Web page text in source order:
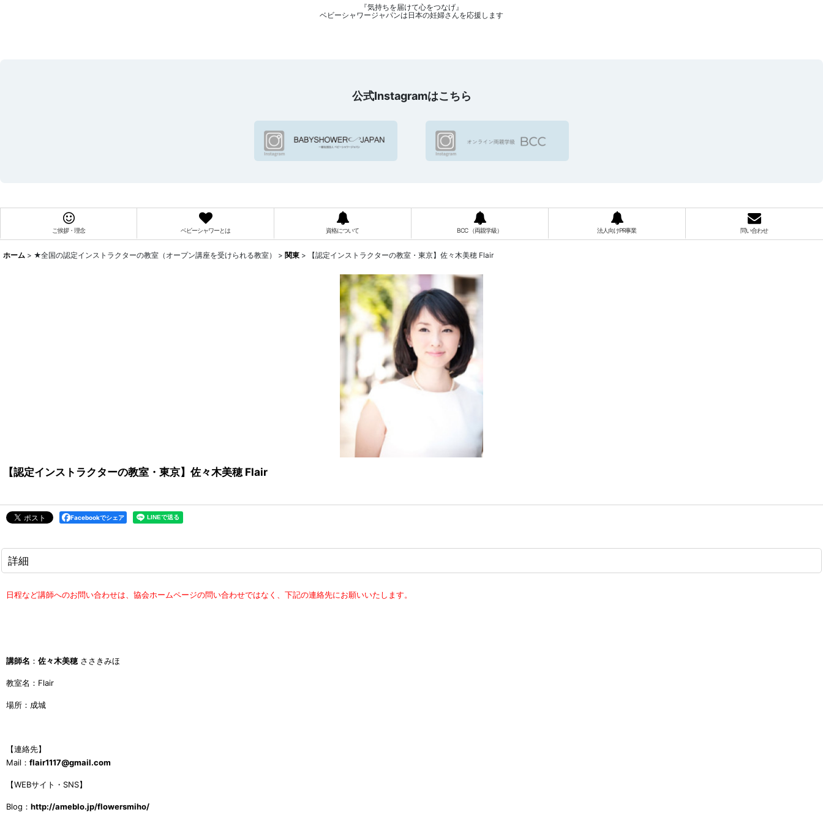
『気持ちを届けて心をつなげ』
ベビーシャワージャパンは日本の妊婦さんを応援します
公式Instagramはこちら
ご挨拶・理念 ベビーシャワーとは 資格について BCC （両親学級） 法人向けPR事業 問い合わせ
ホーム > ★全国の認定インストラクターの教室（オープン講座を受けられる教室） > 関東 > 【認定インストラクターの教室・東京】佐々木美穂 Flair
【認定インストラクターの教室・東京】佐々木美穂 Flair
Facebookでシェア
詳細
日程など講師へのお問い合わせは、協会ホームページの問い合わせではなく、下記の連絡先にお願いいたします。
講師名 ： 佐々木美穂ささきみほ
教室名：Flair
場所：成城
【連絡先】
Mail： flair1117@gmail.com
【WEBサイト・SNS】
Blog： http://ameblo.jp/flowersmiho/